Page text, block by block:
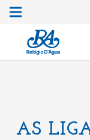
AS